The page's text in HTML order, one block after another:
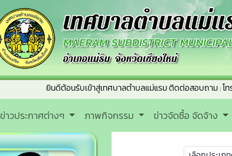
ยินดีต้อนรับเข้าสู่เทศบาลตำบลแม่แรม ติดต่อสอบถาม : โทรศัพท์
ข่าวประกาศต่างๆ ภาพกิจกรรม ข่าวจัดซื้อ จัดจ้าง